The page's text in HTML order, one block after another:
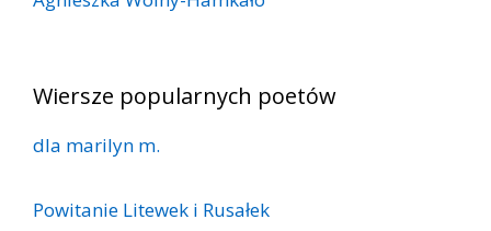
Wiersze popularnych poetów
dla marilyn m.
Powitanie Litewek i Rusałek